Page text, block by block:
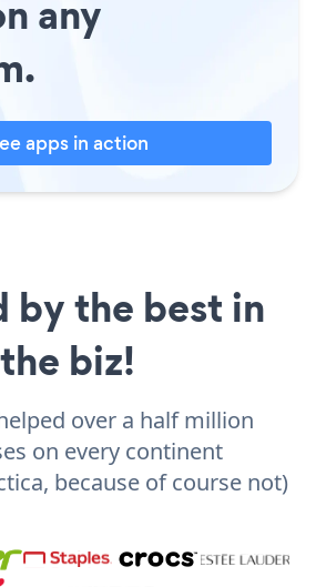
any
apps in action
by the best in
the biz!
over a half million
on every continent
because of course not)